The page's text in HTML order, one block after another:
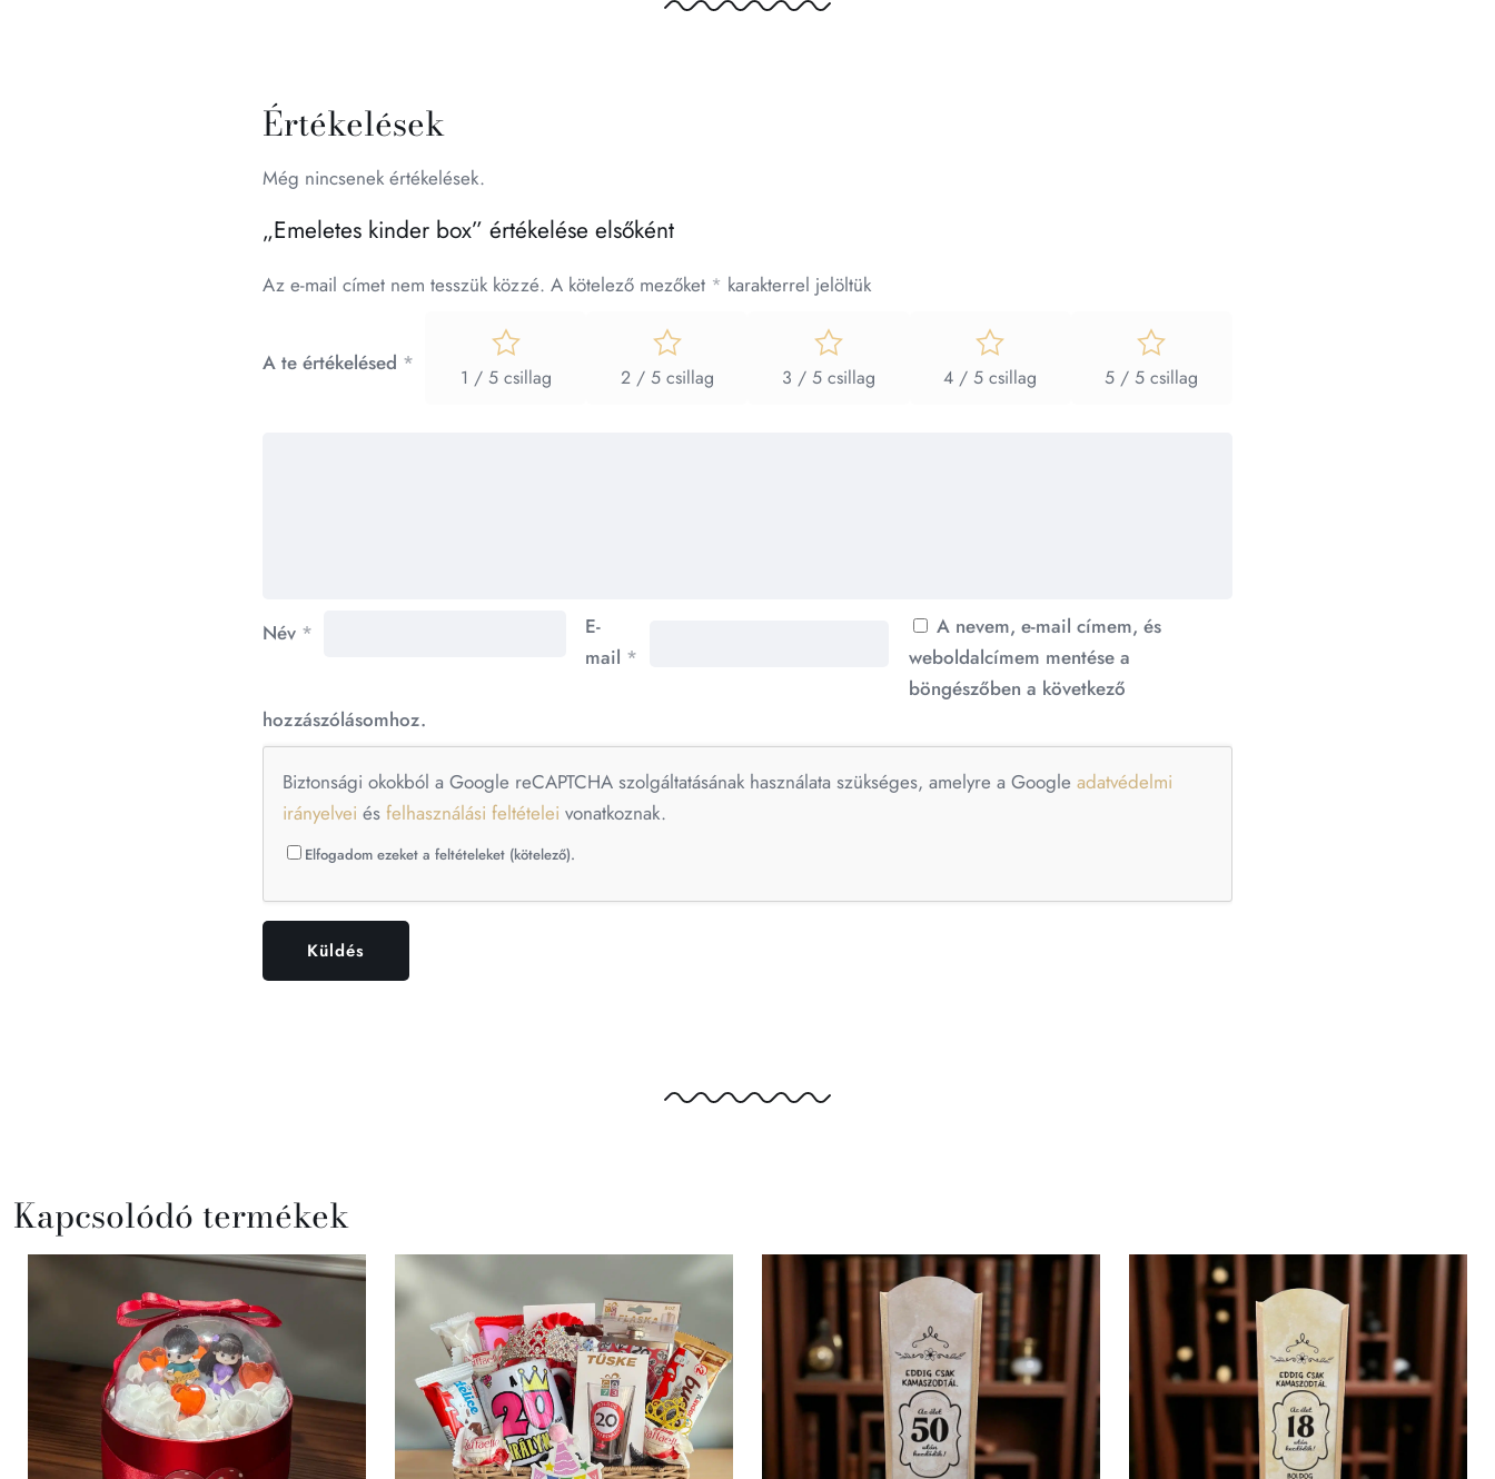
Értékelések
Még nincsenek értékelések.
„Emeletes kinder box” értékelése elsőként
Az e-mail címet nem tesszük közzé. A kötelező mezőket * karakterrel jelöltük
A te értékelésed *
1 / 5 csillag 2 / 5 csillag 3 / 5 csillag 4 / 5 csillag 5 / 5 csillag
Név *
E-
mail *
A nevem, e-mail címem, és
weboldalcímem mentése a
böngészőben a következő
hozzászólásomhoz.
Biztonsági okokból a Google reCAPTCHA szolgáltatásának használata szükséges, amelyre a Google adatvédelmi
irányelvei és felhasználási feltételei vonatkoznak.
Elfogadom ezeket a feltételeket (kötelező).
Kapcsolódó termékek